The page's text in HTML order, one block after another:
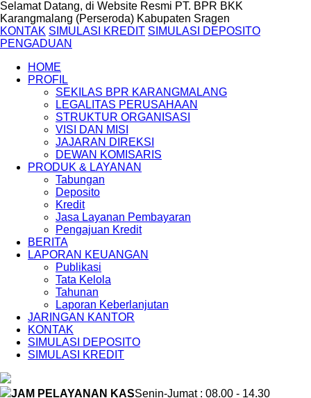
Selamat Datang, di Website Resmi PT. BPR BKK
Karangmalang (Perseroda) Kabupaten Sragen
KONTAK SIMULASI KREDIT SIMULASI DEPOSITO
PENGADUAN
HOME
PROFIL
SEKILAS BPR KARANGMALANG
LEGALITAS PERUSAHAAN
STRUKTUR ORGANISASI
VISI DAN MISI
JAJARAN DIREKSI
DEWAN KOMISARIS
PRODUK & LAYANAN
Tabungan
Deposito
Kredit
Jasa Layanan Pembayaran
Pengajuan Kredit
BERITA
LAPORAN KEUANGAN
Publikasi
Tata Kelola
Tahunan
Laporan Keberlanjutan
JARINGAN KANTOR
KONTAK
SIMULASI DEPOSITO
SIMULASI KREDIT
JAM PELAYANAN KASSenin-Jumat : 08.00 - 14.30